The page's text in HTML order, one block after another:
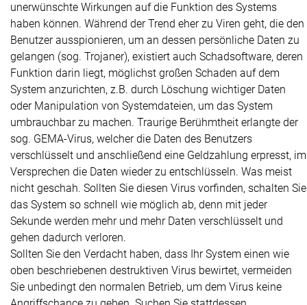
unerwünschte Wirkungen auf die Funktion des Systems
haben können. Während der Trend eher zu Viren geht, die den
Benutzer ausspionieren, um an dessen persönliche Daten zu
gelangen (sog. Trojaner), existiert auch Schadsoftware, deren
Funktion darin liegt, möglichst großen Schaden auf dem
System anzurichten, z.B. durch Löschung wichtiger Daten
oder Manipulation von Systemdateien, um das System
umbrauchbar zu machen. Traurige Berühmtheit erlangte der
sog. GEMA-Virus, welcher die Daten des Benutzers
verschlüsselt und anschließend eine Geldzahlung erpresst, im
Versprechen die Daten wieder zu entschlüsseln. Was meist
nicht geschah. Sollten Sie diesen Virus vorfinden, schalten Sie
das System so schnell wie möglich ab, denn mit jeder
Sekunde werden mehr und mehr Daten verschlüsselt und
gehen dadurch verloren.
Sollten Sie den Verdacht haben, dass Ihr System einen wie
oben beschriebenen destruktiven Virus bewirtet, vermeiden
Sie unbedingt den normalen Betrieb, um dem Virus keine